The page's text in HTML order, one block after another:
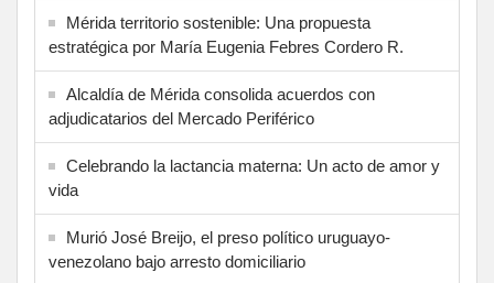
Mérida territorio sostenible: Una propuesta
estratégica por María Eugenia Febres Cordero R.
Alcaldía de Mérida consolida acuerdos con
adjudicatarios del Mercado Periférico
Celebrando la lactancia materna: Un acto de amor y
vida
Murió José Breijo, el preso político uruguayo-
venezolano bajo arresto domiciliario